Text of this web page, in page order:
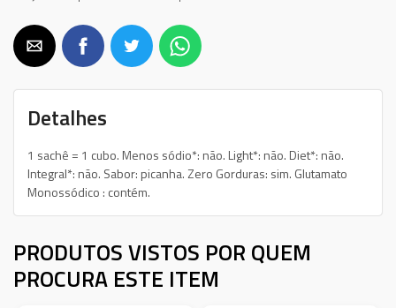
Detalhes
1 sachê = 1 cubo. Menos sódio*: não. Light*: não. Diet*: não.
Integral*: não. Sabor: picanha. Zero Gorduras: sim. Glutamato
Monossódico : contém.
PRODUTOS VISTOS POR QUEM
PROCURA ESTE ITEM